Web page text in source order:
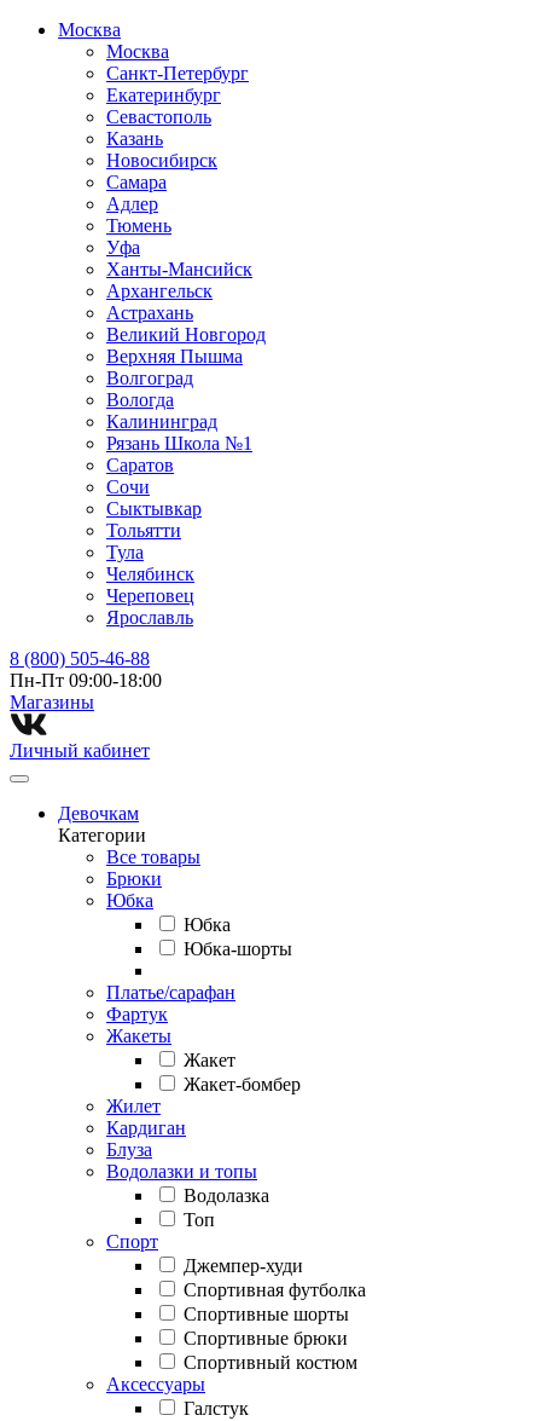
Москва
Москва
Санкт-Петербург
Екатеринбург
Севастополь
Казань
Новосибирск
Самара
Адлер
Тюмень
Уфа
Ханты-Мансийск
Архангельск
Астрахань
Великий Новгород
Верхняя Пышма
Волгоград
Вологда
Калининград
Рязань Школа №1
Саратов
Сочи
Сыктывкар
Тольятти
Тула
Челябинск
Череповец
Ярославль
8 (800) 505-46-88
Пн-Пт 09:00-18:00
Магазины⁠
Личный кабинет
Девочкам
Категории
Все товары
Брюки
Юбка
Юбка
Юбка-шорты
Платье/сарафан
Фартук
Жакеты
Жакет
Жакет-бомбер
Жилет
Кардиган
Блуза
Водолазки и топы
Водолазка
Топ
Спорт
Джемпер-худи
Спортивная футболка
Спортивные шорты
Спортивные брюки
Спортивный костюм
Аксессуары
Галстук